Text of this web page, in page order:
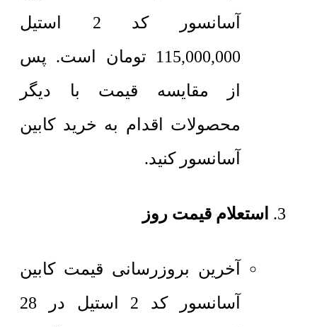
آسانسور کد 2 استیل
115,000,000
تومان است. پس
از مقایسه قیمت با دیگر
محصولات اقدام به خرید کابین
آسانسور کنید.
استعلام قیمت روز
آخرین بروزرسانی قیمت کابین
آسانسور کد 2 استیل در 28